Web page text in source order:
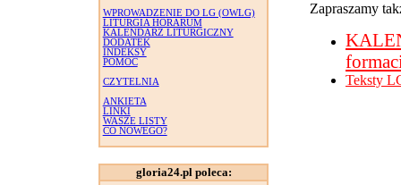
WPROWADZENIE DO LG (OWLG)
LITURGIA HORARUM
KALENDARZ LITURGICZNY
DODATEK
INDEKSY
POMOC
CZYTELNIA
ANKIETA
LINKI
WASZE LISTY
CO NOWEGO?
gloria24.pl poleca:
Zapraszamy
Teksty